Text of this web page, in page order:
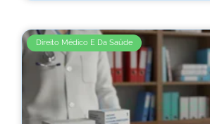
Direito Médico E Da Saúde